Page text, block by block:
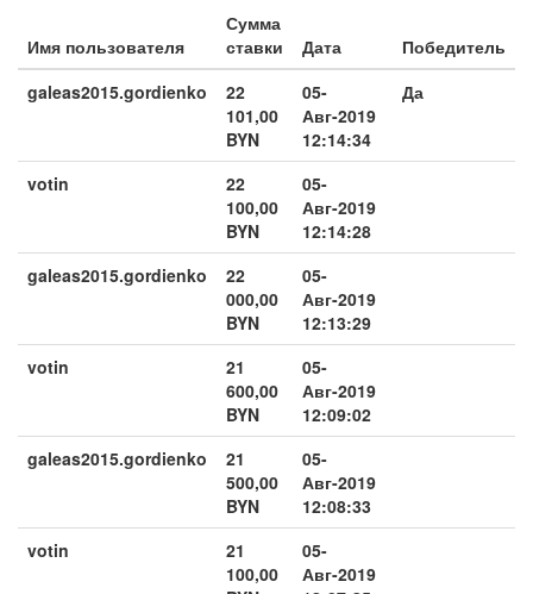
Имя пользователя
Сумма
ставки
Дата
Победитель
galeas2015.gordienko
22
101,00
BYN
05-
Авг-2019
12:14:34
Да
votin
22
100,00
BYN
05-
Авг-2019
12:14:28
galeas2015.gordienko
22
000,00
BYN
05-
Авг-2019
12:13:29
votin
21
600,00
BYN
05-
Авг-2019
12:09:02
galeas2015.gordienko
21
500,00
BYN
05-
Авг-2019
12:08:33
votin
21
100,00
05-
Авг-2019